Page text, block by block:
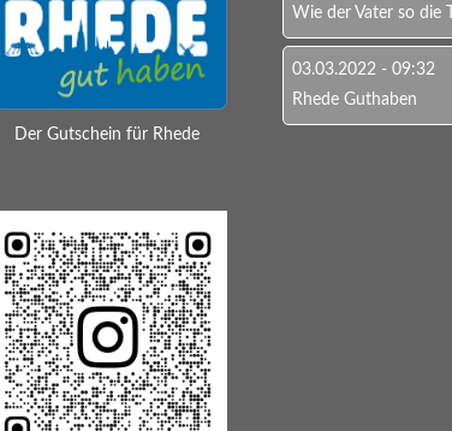
Der Gutschein für Rhede
Wie der Vater so die
03.03.2022 - 09:32
Rhede Guthaben